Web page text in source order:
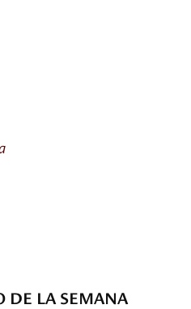
DE LA SEMANA